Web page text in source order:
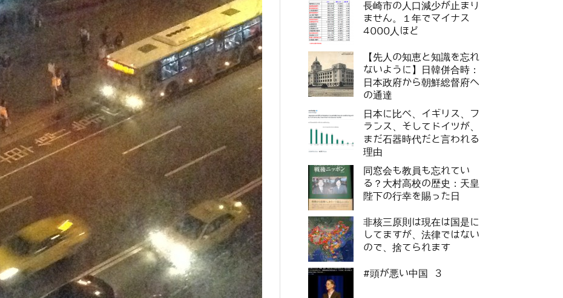
長崎市の人口減少が止まり
ません。１年でマイナス
4000人ほど
【先人の知恵と知識を忘れ
ないように】日韓併合時：
日本政府から朝鮮総督府へ
の通達
日本に比べ、イギリス、フ
ランス、そしてドイツが、
まだ石器時代だと言われる
理由
同窓会も教員も忘れてい
る？大村高校の歴史：天皇
陛下の行幸を賜った日
非核三原則は現在は国是に
してますが、法律ではない
ので、捨てられます
#頭が悪い中国 3